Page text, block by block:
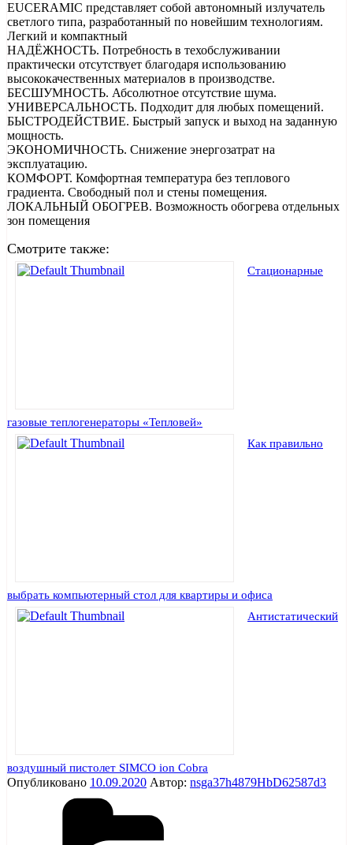
EUCERAMIC представляет собой автономный излучатель
светлого типа, разработанный по новейшим технологиям.
Легкий и компактный
НАДЁЖНОСТЬ. Потребность в техобслуживании
практически отсутствует благодаря использованию
высококачественных материалов в производстве.
БЕCШУМНОСТЬ. Абсолютное отсутствие шума.
УНИВЕРСАЛЬНОСТЬ. Подходит для любых помещений.
БЫСТРОДЕЙСТВИЕ. Быстрый запуск и выход на заданную
мощность.
ЭКОНОМИЧНОСТЬ. Снижение энергозатрат на
эксплуатацию.
КОМФОРТ. Комфортная температура без теплового
градиента. Свободный пол и стены помещения.
ЛОКАЛЬНЫЙ ОБОГРЕВ. Возможность обогрева отдельных
зон помещения
Смотрите также:
Стационарные
газовые теплогенераторы «Тепловей»
Как правильно
выбрать компьютерный стол для квартиры и офиса
Антистатический
воздушный пистолет SIMCO ion Cobra
Опубликовано 10.09.2020 Автор: nsga37h4879HbD62587d3